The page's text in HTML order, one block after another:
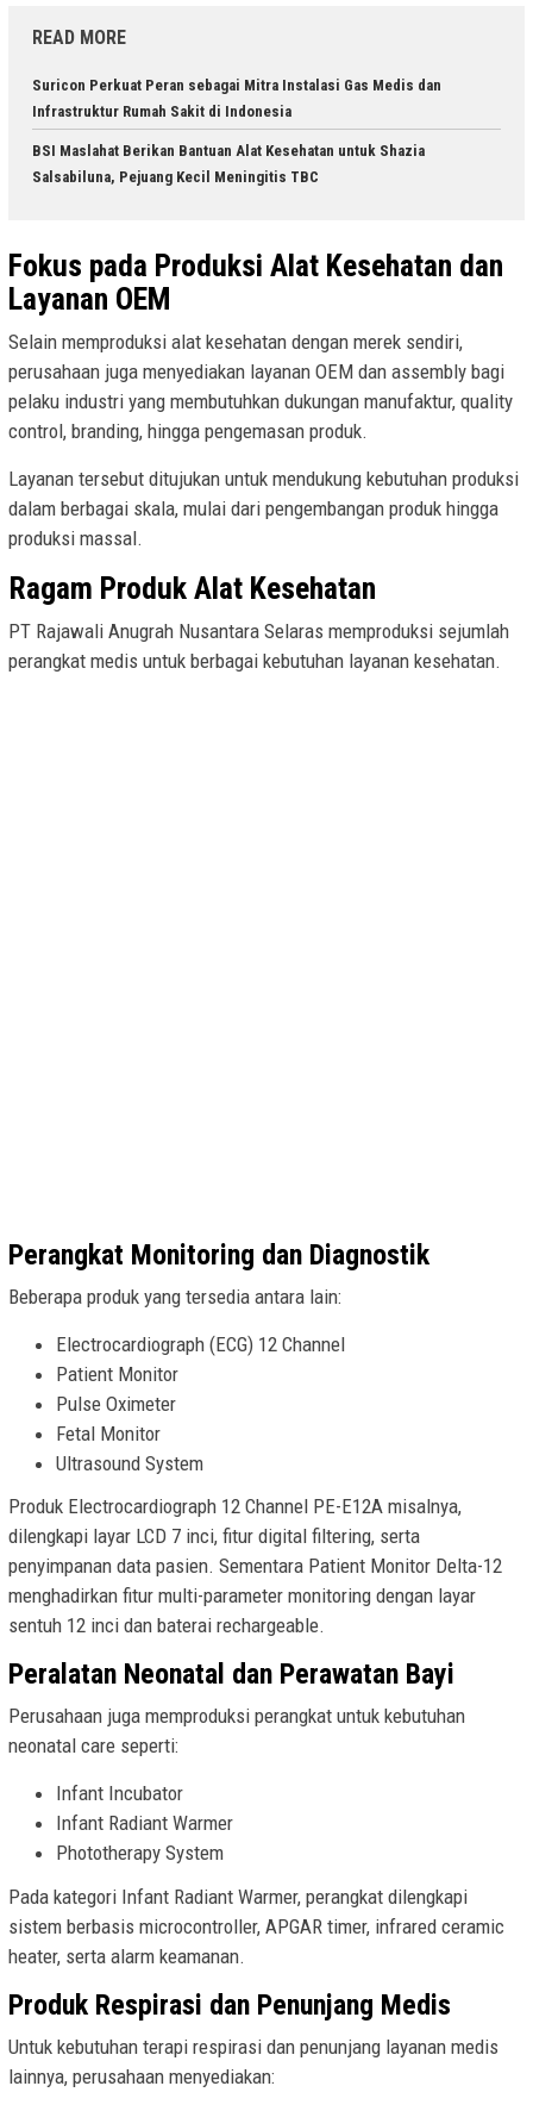
READ MORE
Suricon Perkuat Peran sebagai Mitra Instalasi Gas Medis dan
Infrastruktur Rumah Sakit di Indonesia
BSI Maslahat Berikan Bantuan Alat Kesehatan untuk Shazia
Salsabiluna, Pejuang Kecil Meningitis TBC
Fokus pada Produksi Alat Kesehatan dan
Layanan OEM
Selain memproduksi alat kesehatan dengan merek sendiri,
perusahaan juga menyediakan layanan OEM dan assembly bagi
pelaku industri yang membutuhkan dukungan manufaktur, quality
control, branding, hingga pengemasan produk.
Layanan tersebut ditujukan untuk mendukung kebutuhan produksi
dalam berbagai skala, mulai dari pengembangan produk hingga
produksi massal.
Ragam Produk Alat Kesehatan
PT Rajawali Anugrah Nusantara Selaras memproduksi sejumlah
perangkat medis untuk berbagai kebutuhan layanan kesehatan.
Perangkat Monitoring dan Diagnostik
Beberapa produk yang tersedia antara lain:
Electrocardiograph (ECG) 12 Channel
Patient Monitor
Pulse Oximeter
Fetal Monitor
Ultrasound System
Produk Electrocardiograph 12 Channel PE-E12A misalnya,
dilengkapi layar LCD 7 inci, fitur digital filtering, serta
penyimpanan data pasien. Sementara Patient Monitor Delta-12
menghadirkan fitur multi-parameter monitoring dengan layar
sentuh 12 inci dan baterai rechargeable.
Peralatan Neonatal dan Perawatan Bayi
Perusahaan juga memproduksi perangkat untuk kebutuhan
neonatal care seperti:
Infant Incubator
Infant Radiant Warmer
Phototherapy System
Pada kategori Infant Radiant Warmer, perangkat dilengkapi
sistem berbasis microcontroller, APGAR timer, infrared ceramic
heater, serta alarm keamanan.
Produk Respirasi dan Penunjang Medis
Untuk kebutuhan terapi respirasi dan penunjang layanan medis
lainnya, perusahaan menyediakan: